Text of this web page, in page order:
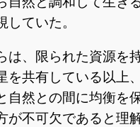
していた。
は、限られた資源を
を共有している以上
自然との間に均衡を
が不可欠であると理